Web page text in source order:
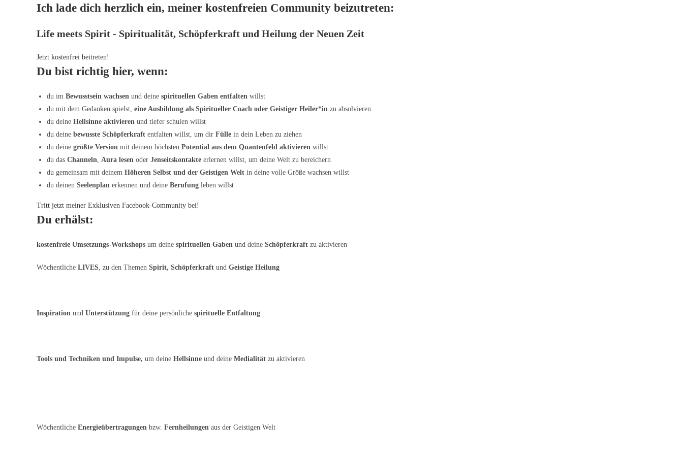
Ich lade dich herzlich ein, meiner kostenfreien Community beizutreten:
Life meets Spirit - Spiritualität, Schöpferkraft und Heilung der Neuen Zeit
Jetzt kostenfrei beitreten!
Du bist richtig hier, wenn:
du im Bewusstsein wachsen und deine spirituellen Gaben entfalten willst
du mit dem Gedanken spielst, eine Ausbildung als Spiritueller Coach oder Geistiger Heiler*in zu absolvieren
du deine Hellsinne aktivieren und tiefer schulen willst
du deine bewusste Schöpferkraft entfalten willst, um dir Fülle in dein Leben zu ziehen
du deine größte Version mit deinem höchsten Potential aus dem Quantenfeld aktivieren willst
du das Channeln, Aura lesen oder Jenseitskontakte erlernen willst, um deine Welt zu bereichern
du gemeinsam mit deinem Höheren Selbst und der Geistigen Welt in deine volle Größe wachsen willst
du deinen Seelenplan erkennen und deine Berufung leben willst
Tritt jetzt meiner Exklusiven Facebook-Community bei!
Du erhälst:
kostenfreie Umsetzungs-Workshops um deine spirituellen Gaben und deine Schöpferkraft zu aktivieren
Wöchentliche LIVES, zu den Themen Spirit, Schöpferkraft und Geistige Heilung
Inspiration und Unterstützung für deine persönliche spirituelle Entfaltung
Tools und Techniken und Impulse, um deine Hellsinne und deine Medialität zu aktivieren
Wöchentliche Energieübertragungen bzw. Fernheilungen aus der Geistigen Welt